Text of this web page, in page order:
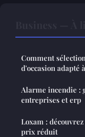
Comment
d'occasion adapté
Alarme incendie :
entreprises et erp
Loxam :
prix réduit